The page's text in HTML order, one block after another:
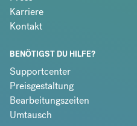
Karriere
Kontakt
BENÖTIGST DU HILFE?
Supportcenter
Preisgestaltung
Bearbeitungszeiten
Umtausch